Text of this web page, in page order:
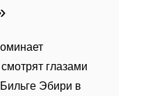
глазами
Эбири в